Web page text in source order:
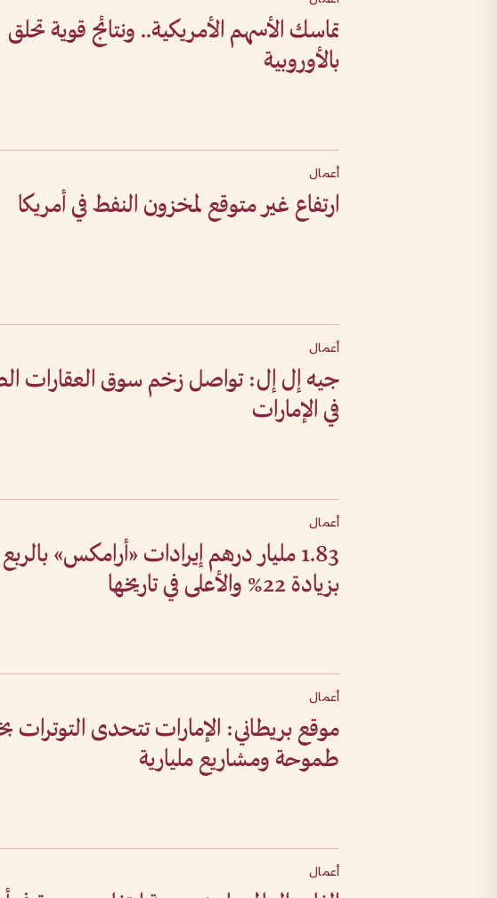
تماسك الأسهم الأمريكية.. ونتائج قوية تحلق
بالأوروبية
أعمال
ارتفاع غير متوقع لمخزون النفط في أمريكا
أعمال
جيه إل إل: تواصل زخم سوق العقارات
في الإمارات
أعمال
‏1.83 مليار درهم إيرادات «أرامكس» بالربع
بزيادة 22% والأعلى في تاريخها
أعمال
موقع بريطاني: الإمارات تتحدى التوترات
طموحة ومشاريع مليارية
أعمال